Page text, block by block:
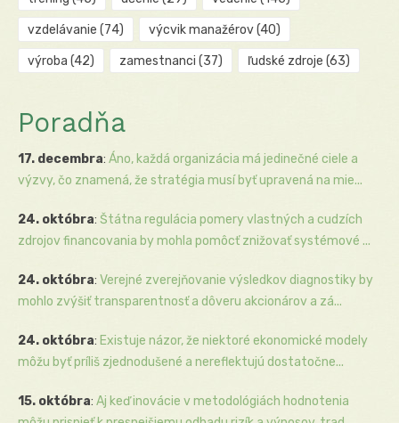
vzdelávanie (74) výcvik manažérov(40)
výroba (42) zamestnanci (37) ľudské zdroje (63)
Poradňa
17. decembra: Áno, každá organizácia má jedinečné ciele a
výzvy, čo znamená, že stratégia musí byť upravená na mie...
24. októbra: Štátna regulácia pomery vlastných a cudzích
zdrojov financovania by mohla pomôcť znižovať systémové ...
24. októbra: Verejné zverejňovanie výsledkov diagnostiky by
mohlo zvýšiť transparentnosť a dôveru akcionárov a zá...
24. októbra: Existuje názor, že niektoré ekonomické modely
môžu byť príliš zjednodušené a nereflektujú dostatočne...
15. októbra: Aj keď inovácie v metodológiách hodnotenia